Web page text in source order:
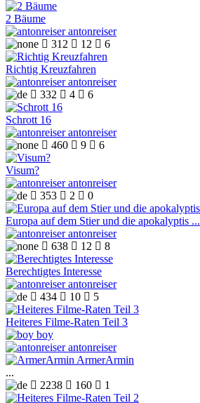
2 Bäume
antonreiser
 312  12  6
Richtig Kreuzfahren
antonreiser
 332  4  6
Schrott 16
antonreiser
 460  9  6
Visum?
antonreiser
 353  2  0
Europa auf dem Stier und die apokalyptis ...
antonreiser
 638  12  8
Berechtigtes Interesse
antonreiser
 434  10  5
Heiteres Filme-Raten Teil 3
boy
antonreiser
ArmerArmin
...
 2238  160  1